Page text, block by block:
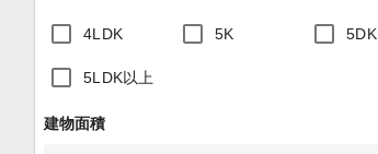
4LDK 5K 5DK
5LDK以上
建物面積